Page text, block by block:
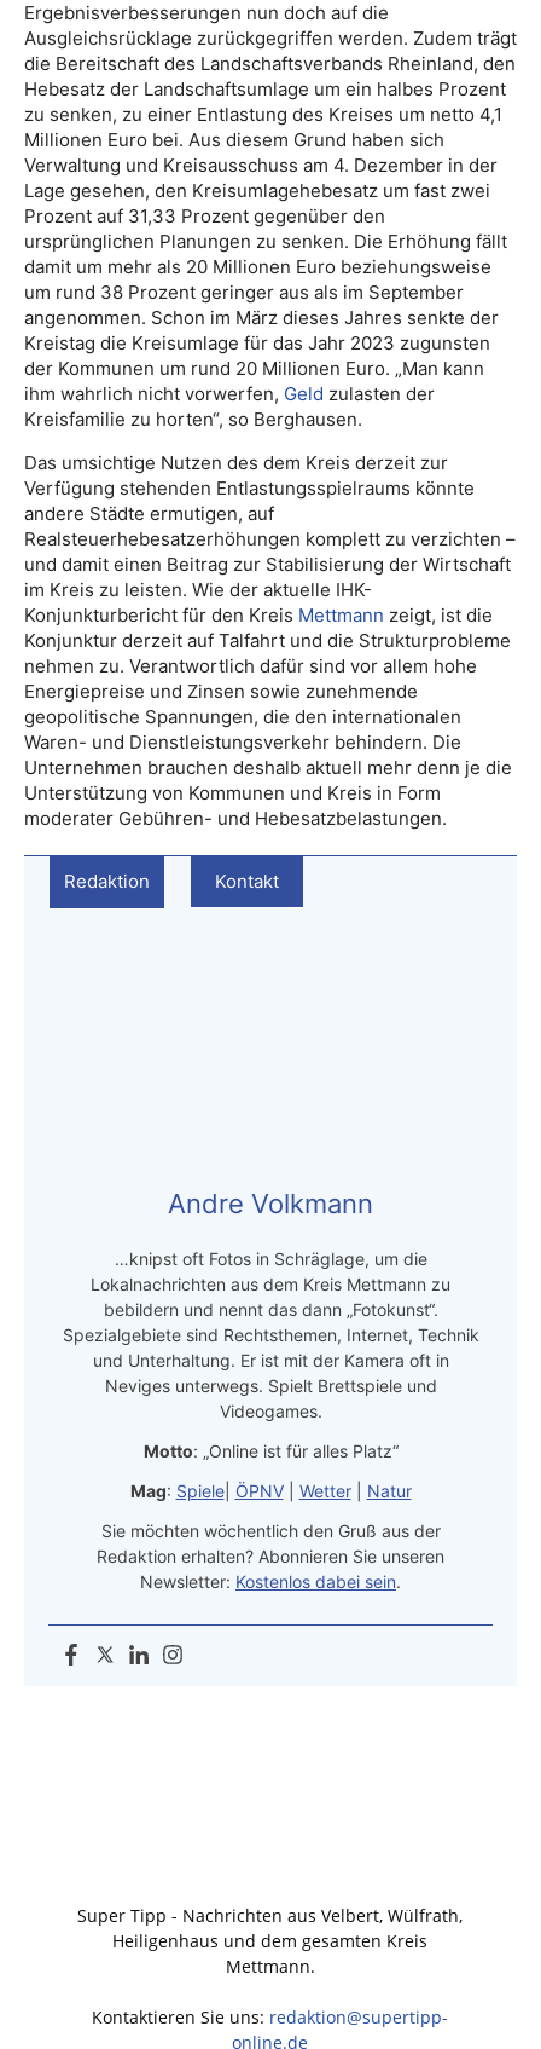
Ergebnisverbesserungen nun doch auf die
Ausgleichsrücklage zurückgegriffen werden. Zudem trägt
die Bereitschaft des Landschaftsverbands Rheinland, den
Hebesatz der Landschaftsumlage um ein halbes Prozent
zu senken, zu einer Entlastung des Kreises um netto 4,1
Millionen Euro bei. Aus diesem Grund haben sich
Verwaltung und Kreisausschuss am 4. Dezember in der
Lage gesehen, den Kreisumlagehebesatz um fast zwei
Prozent auf 31,33 Prozent gegenüber den
ursprünglichen Planungen zu senken. Die Erhöhung fällt
damit um mehr als 20 Millionen Euro beziehungsweise
um rund 38 Prozent geringer aus als im September
angenommen. Schon im März dieses Jahres senkte der
Kreistag die Kreisumlage für das Jahr 2023 zugunsten
der Kommunen um rund 20 Millionen Euro. „Man kann
ihm wahrlich nicht vorwerfen, Geld zulasten der
Kreisfamilie zu horten“, so Berghausen.
Das umsichtige Nutzen des dem Kreis derzeit zur
Verfügung stehenden Entlastungsspielraums könnte
andere Städte ermutigen, auf
Realsteuerhebesatzerhöhungen komplett zu verzichten –
und damit einen Beitrag zur Stabilisierung der Wirtschaft
im Kreis zu leisten. Wie der aktuelle IHK-
Konjunkturbericht für den Kreis Mettmann zeigt, ist die
Konjunktur derzeit auf Talfahrt und die Strukturprobleme
nehmen zu. Verantwortlich dafür sind vor allem hohe
Energiepreise und Zinsen sowie zunehmende
geopolitische Spannungen, die den internationalen
Waren- und Dienstleistungsverkehr behindern. Die
Unternehmen brauchen deshalb aktuell mehr denn je die
Unterstützung von Kommunen und Kreis in Form
moderater Gebühren- und Hebesatzbelastungen.
Redaktion Kontakt
Andre Volkmann
…knipst oft Fotos in Schräglage, um die
Lokalnachrichten aus dem Kreis Mettmann zu
bebildern und nennt das dann „Fotokunst“.
Spezialgebiete sind Rechtsthemen, Internet, Technik
und Unterhaltung. Er ist mit der Kamera oft in
Neviges unterwegs. Spielt Brettspiele und
Videogames.
Motto: „Online ist für alles Platz“
Mag: Spiele| ÖPNV| Wetter| Natur
Sie möchten wöchentlich den Gruß aus der
Redaktion erhalten? Abonnieren Sie unseren
Newsletter: Kostenlos dabei sein.
Super Tipp - Nachrichten aus Velbert, Wülfrath,
Heiligenhaus und dem gesamten Kreis
Mettmann.
Kontaktieren Sie uns: redaktion@supertipp-
online.de